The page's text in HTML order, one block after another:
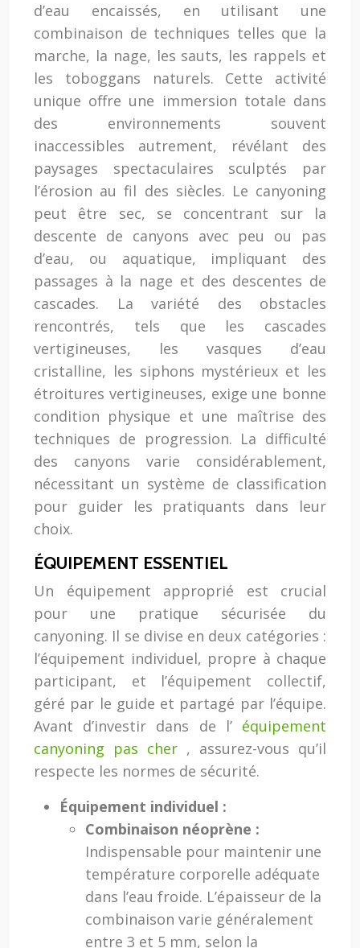
d’eau encaissés, en utilisant une
combinaison de techniques telles que la
marche, la nage, les sauts, les rappels et
les toboggans naturels. Cette activité
unique offre une immersion totale dans
des environnements souvent
inaccessibles autrement, révélant des
paysages spectaculaires sculptés par
l’érosion au fil des siècles. Le canyoning
peut être sec, se concentrant sur la
descente de canyons avec peu ou pas
d’eau, ou aquatique, impliquant des
passages à la nage et des descentes de
cascades. La variété des obstacles
rencontrés, tels que les cascades
vertigineuses, les vasques d’eau
cristalline, les siphons mystérieux et les
étroitures vertigineuses, exige une bonne
condition physique et une maîtrise des
techniques de progression. La difficulté
des canyons varie considérablement,
nécessitant un système de classification
pour guider les pratiquants dans leur
choix.
ÉQUIPEMENT ESSENTIEL
Un équipement approprié est crucial
pour une pratique sécurisée du
canyoning. Il se divise en deux catégories :
l’équipement individuel, propre à chaque
participant, et l’équipement collectif,
géré par le guide et partagé par l’équipe.
Avant d’investir dans de l’ équipement
canyoning pas cher , assurez-vous qu’il
respecte les normes de sécurité.
Équipement individuel :
Combinaison néoprène :
Indispensable pour maintenir une
température corporelle adéquate
dans l’eau froide. L’épaisseur de la
combinaison varie généralement
entre 3 et 5 mm, selon la